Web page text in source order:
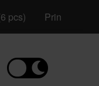
pcs) Printemps